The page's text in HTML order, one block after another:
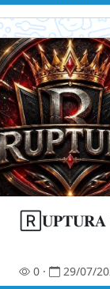
🅁𝐔𝐏𝐓𝐔𝐑𝐀
0 · 29/07/